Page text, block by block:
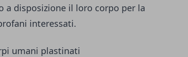
a disposizione il loro corpo per la
interessati.
umani plastinati